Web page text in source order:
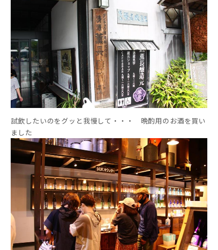
試飲したいのをグッと我慢して・・・ 晩酌用のお酒を買い
ました